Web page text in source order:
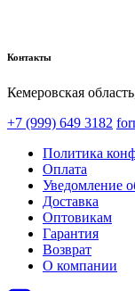
Контакты
Кемеровская
+7 (999) 649 3182
Политика
Оплата
Уведомление
Доставка
Оптовикам
Гарантия
Возврат
О компании